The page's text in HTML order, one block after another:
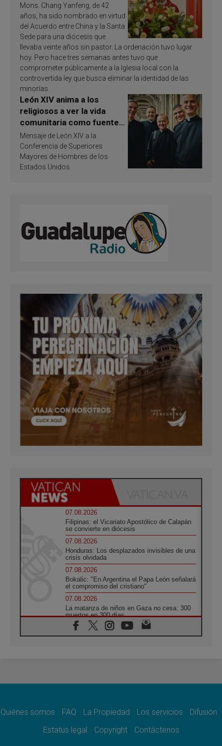
Mons. Chang Yanfeng, de 42
años, ha sido nombrado en virtud
del Acuerdo entre China y la Santa
Sede para una diócesis que
llevaba veinte años sin pastor. La ordenación tuvo lugar
hoy. Pero hace tres semanas antes tuvo que
comprometer públicamente a la Iglesia local con la
controvertida ley que busca eliminar la identidad de las
minorías.
León XIV anima a los
religiosos a ver la vida
comunitaria como fuente
de inspiración y
santificación
Mensaje de León XIV a la
Conferencia de Superiores
Mayores de Hombres de los
Estados Unidos
07.08.2026
Filipinas: el Vicariato Apostólico de Calapán
se convierte en diócesis
07.08.2026
Honduras: Los desplazados invisibles de una
crisis olvidada
07.08.2026
Bokalic: "En Argentina el Papa León señalará
el compromiso del cristiano"
07.08.2026
La matanza de niños en Gaza no cesa: 300
muertos en 300 días
07.08.2026
Tagle: La guerra desfigura el mundo, solo la
como misión al servicio del Evangelio
SIGNIS 2026, dar voz a las religiosas en el
Quiénes somos FAQ La Propiedad Los servicios
Difusión
Estatus legal
Copyright Contáctenos